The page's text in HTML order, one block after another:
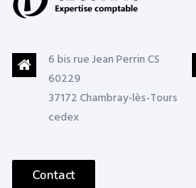
6 bis rue Jean Perrin CS
60229
37172 Chambray-lès-Tours
cedex
Contact